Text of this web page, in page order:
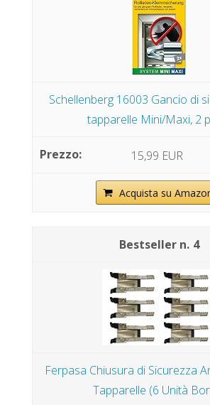
Schellenberg 16003 Gancio di
tapparelle Mini/Maxi, 2
15,99 EUR
Acquista su
4
Ferpasa Chiusura di Sicurezza
Tapparelle (6 Unità